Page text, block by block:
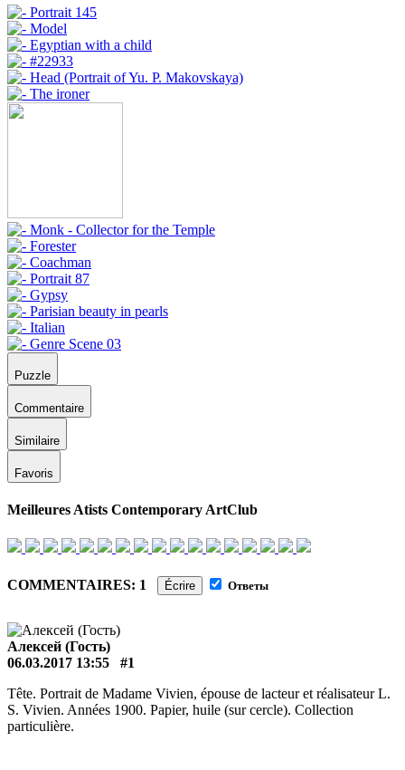
Puzzle
Commentaire
Similaire
Favoris
Meilleures Atists Contemporary ArtClub
COMMENTAIRES: 1 Écrire Ответы
Алексей (Гость)
06.03.2017 13:55
#1
Tête. Portrait de Madame Vivien, épouse de lacteur et réalisateur L.
S. Vivien. Années 1900. Papier, huile (sur cercle). Collection
particulière.